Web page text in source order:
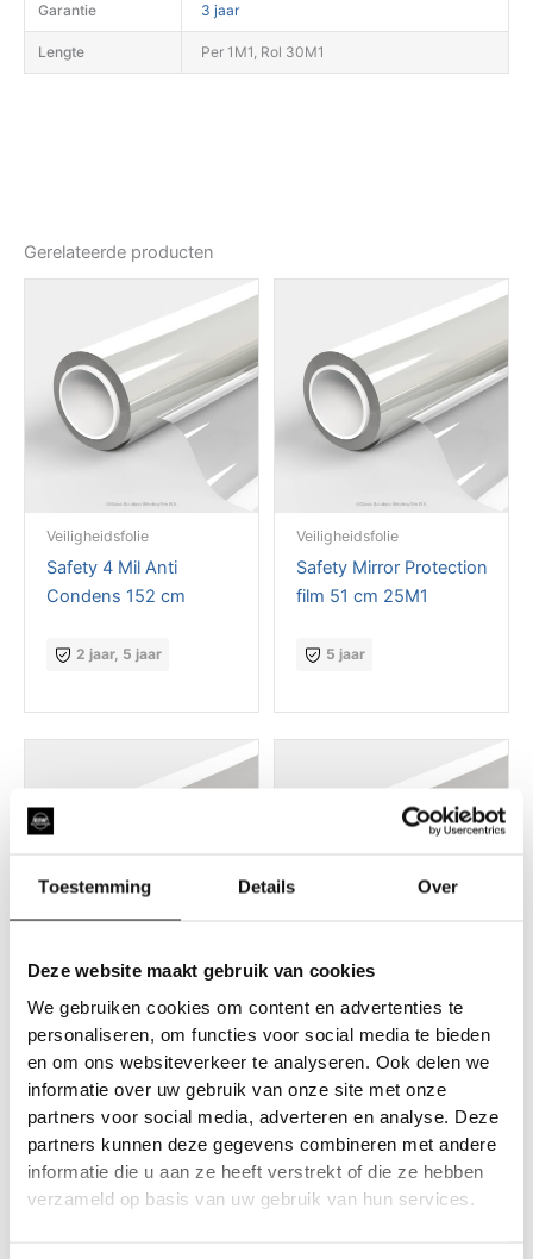
Toestemming Details Over
Deze website maakt gebruik van cookies
We gebruiken cookies om content en advertenties te
personaliseren, om functies voor social media te bieden
en om ons websiteverkeer te analyseren. Ook delen we
informatie over uw gebruik van onze site met onze
partners voor social media, adverteren en analyse. Deze
partners kunnen deze gegevens combineren met andere
informatie die u aan ze heeft verstrekt of die ze hebben
verzameld op basis van uw gebruik van hun services.
Garantie 3 jaar
Lengte Per 1M1, Rol 30M1
Gerelateerde producten
Veiligheidsfolie
Safety 4 Mil Anti
Condens 152 cm
2 jaar, 5 jaar
Veiligheidsfolie
Safety Mirror Protection
film 51 cm 25M1
5 jaar
Safety 8 Mil Clear
10 jaar
Safety 12 Mil Clear 183
cm 30M1
10 jaar